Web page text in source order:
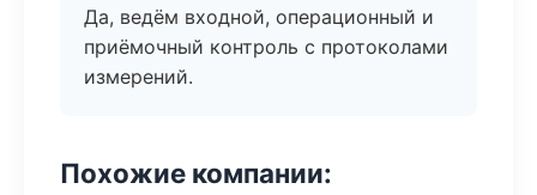
Да, ведём входной, операционный и
приёмочный контроль с протоколами
измерений.
Похожие компании: